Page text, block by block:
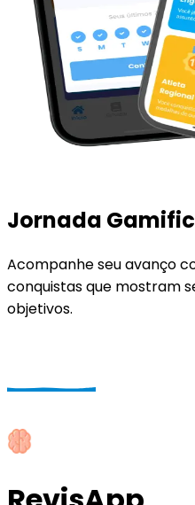
Jornada
Acompanhe seu avanço
conquistas que mostram
objetivos.